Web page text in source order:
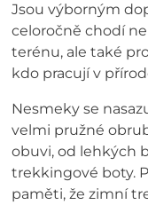
Jsou výborným
celoročně chodí
terénu, ale také
kdo pracují v
Nesmeky se
velmi pružné
obuvi, od lehkých
trekkingové boty.
paměti, že zimní